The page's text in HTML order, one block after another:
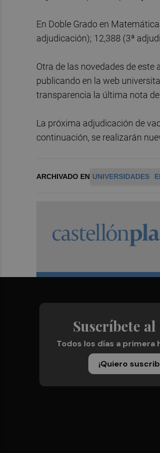
En Doble Grado en
adjudicación); 12,388 (3ª
Otra de las novedades de
publicando en la web
transparencia la última nota
La próxima adjudicación de
continuación, se realizarán
ARCHIVADO EN UNIVERSIDADES
Suscríbete
Todos los días a primera
¡Quiero